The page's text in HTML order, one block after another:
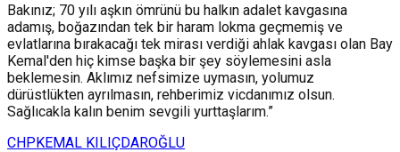
Bakınız; 70 yılı aşkın ömrünü bu halkın adalet kavgasına
adamış, boğazından tek bir haram lokma geçmemiş ve
evlatlarına bırakacağı tek mirası verdiği ahlak kavgası olan Bay
Kemal'den hiç kimse başka bir şey söylemesini asla
beklemesin. Aklımız nefsimize uymasın, yolumuz
dürüstlükten ayrılmasın, rehberimiz vicdanımız olsun.
Sağlıcakla kalın benim sevgili yurttaşlarım.”
CHPKEMAL KILIÇDAROĞLU